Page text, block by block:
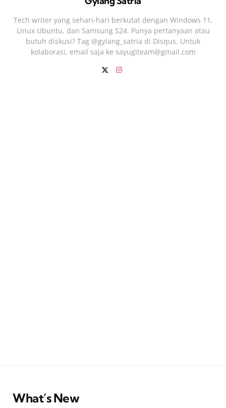
Tech writer yang sehari‑hari berkutat dengan Windows 11,
Linux Ubuntu, dan Samsung S24. Punya pertanyaan atau
butuh diskusi? Tag @gylang_satria di Disqus. Untuk
kolaborasi, email saja ke sayugiteam@gmail.com
What’s New